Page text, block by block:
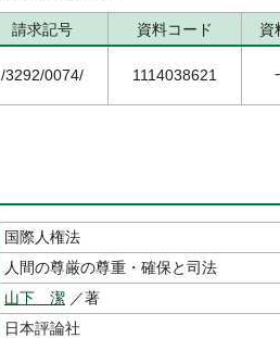
請求記号 資料コード 資
/3292/0074/ 1114038621
国際人権法
人間の尊厳の尊重・確保と司法
山下 潔 ／著
日本評論社